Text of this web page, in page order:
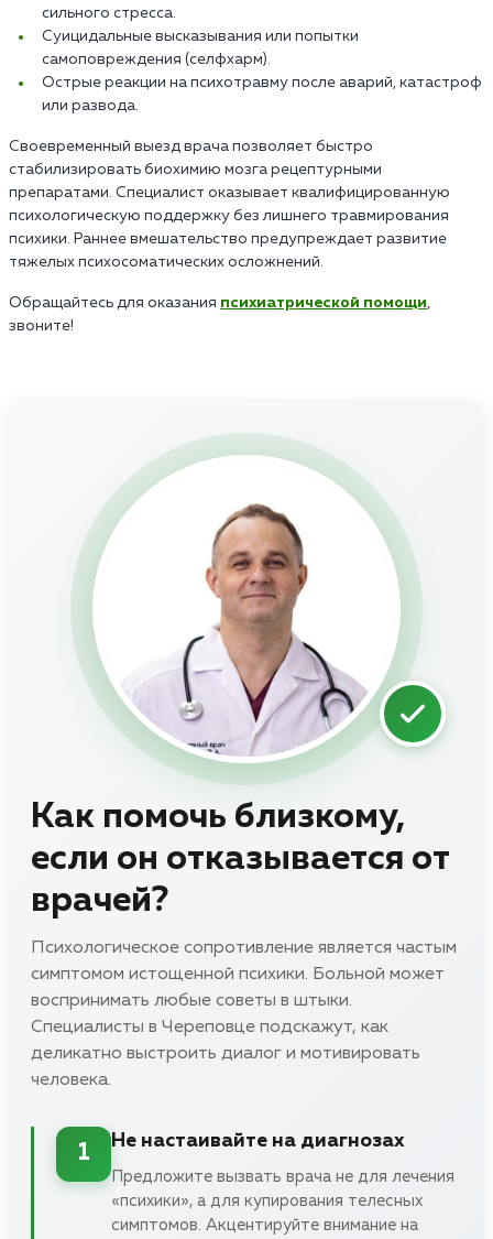
сильного стресса.
Суицидальные высказывания или попытки
самоповреждения (селфхарм).
Острые реакции на психотравму после аварий, катастроф
или развода.
Своевременный выезд врача позволяет быстро
стабилизировать биохимию мозга рецептурными
препаратами. Специалист оказывает квалифицированную
психологическую поддержку без лишнего травмирования
психики. Раннее вмешательство предупреждает развитие
тяжелых психосоматических осложнений.
Обращайтесь для оказания психиатрической помощи,
звоните!
Как помочь близкому,
если он отказывается от
врачей?
Психологическое сопротивление является частым
симптомом истощенной психики. Больной может
воспринимать любые советы в штыки.
Специалисты в Череповце подскажут, как
деликатно выстроить диалог и мотивировать
человека.
1
Не настаивайте на диагнозах
Предложите вызвать врача не для лечения
«психики», а для купирования телесных
симптомов. Акцентируйте внимание на